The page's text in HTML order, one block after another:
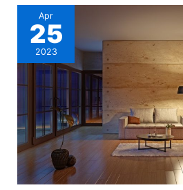
Apr
25
2023